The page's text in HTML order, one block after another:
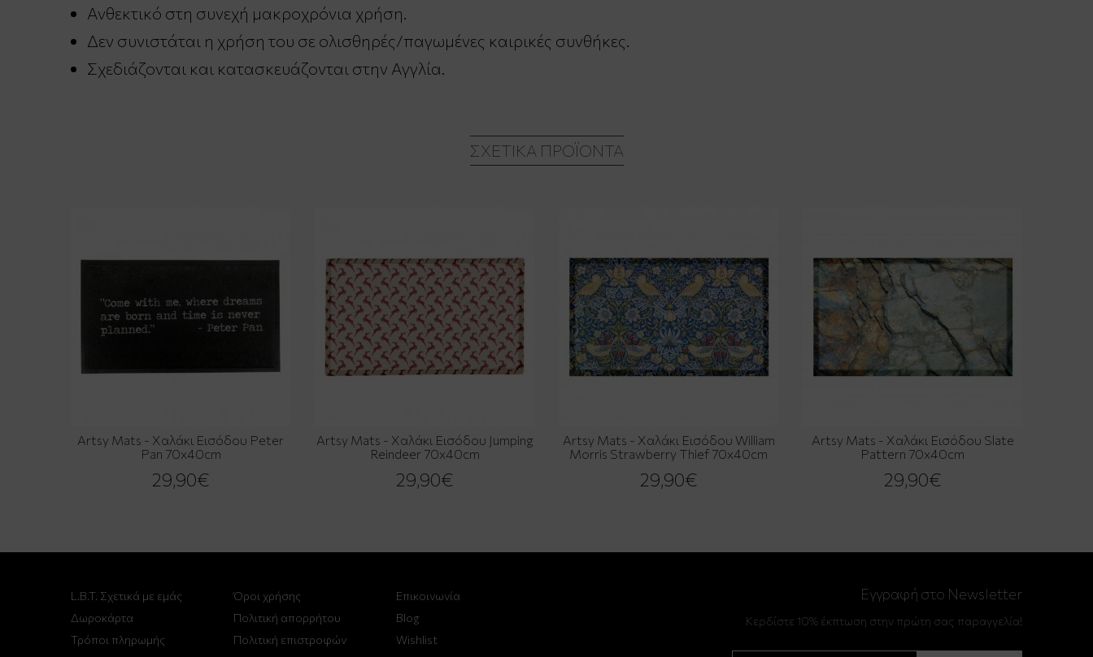
Ανθεκτικό στη συνεχή μακροχρόνια χρήση.
Δεν συνιστάται η χρήση του σε ολισθηρές/παγωμένες καιρικές συνθήκες.
Σχεδιάζονται και κατασκευάζονται στην Αγγλία.
ΣΧΕΤΙΚΆ ΠΡΟΪΌΝΤΑ
Artsy Mats - Χαλάκι Εισόδου Peter
Pan 70x40cm
29,90€
Artsy Mats - Χαλάκι Εισόδου Jumping
Reindeer 70x40cm
29,90€
Artsy Mats - Χαλάκι Εισόδου William
Morris Strawberry Thief 70x40cm
29,90€
Artsy Mats - Χαλάκι Εισόδου Slate
Pattern 70x40cm
29,90€
L.B.T. Σχετικά με εμάς
Δωροκάρτα
Τρόποι πληρωμής
Όροι χρήσης
Πολιτική απορρήτου
Πολιτική επιστροφών
Επικοινωνία
Blog
Wishlist
Εγγραφή στο Newsletter
Κερδίστε 10% έκπτωση στην πρώτη σας παραγγελία!